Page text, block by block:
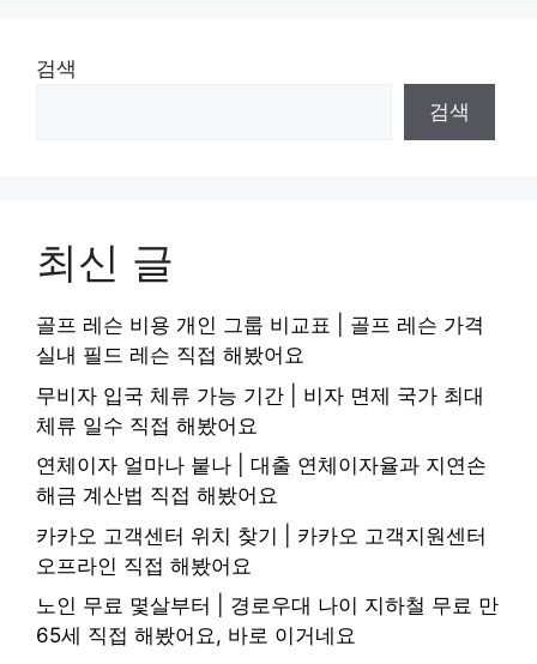
검색
검색
최신 글
골프 레슨 비용 개인 그룹 비교표 | 골프 레슨 가격
실내 필드 레슨 직접 해봤어요
무비자 입국 체류 가능 기간 | 비자 면제 국가 최대
체류 일수 직접 해봤어요
연체이자 얼마나 붙나 | 대출 연체이자율과 지연손
해금 계산법 직접 해봤어요
카카오 고객센터 위치 찾기 | 카카오 고객지원센터
오프라인 직접 해봤어요
노인 무료 몇살부터 | 경로우대 나이 지하철 무료 만
65세 직접 해봤어요, 바로 이거네요